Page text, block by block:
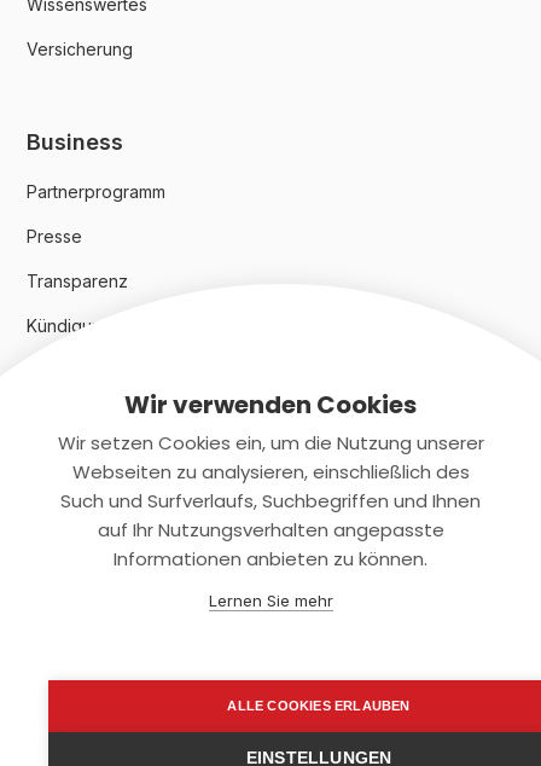
Wissenswertes
Versicherung
Business
Partnerprogramm
Presse
Transparenz
Kündigungsindex 2024
Rechtliches
Datenschutz
support@smartkuendigen.de
Wir verwenden Cookies
Wir setzen Cookies ein, um die Nutzung unserer
Webseiten zu analysieren, einschließlich des
Such und Surfverlaufs, Suchbegriffen und Ihnen
auf Ihr Nutzungsverhalten angepasste
Informationen anbieten zu können.
Lernen Sie mehr
ALLE COOKIES ERLAUBEN
EINSTELLUNGEN